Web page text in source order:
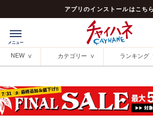
アプリのインストールはこちら
NEW カテゴリー ランキング